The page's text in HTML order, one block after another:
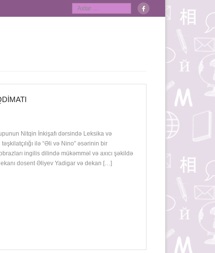
Nitqin İnkişafı dərsində Leksika və
ilə “Əli və Nino” əsərinin bir
ingilis dilində mükəmməl və axıcı şəkildə
dosent Əliyev Yadigar və dekan […]